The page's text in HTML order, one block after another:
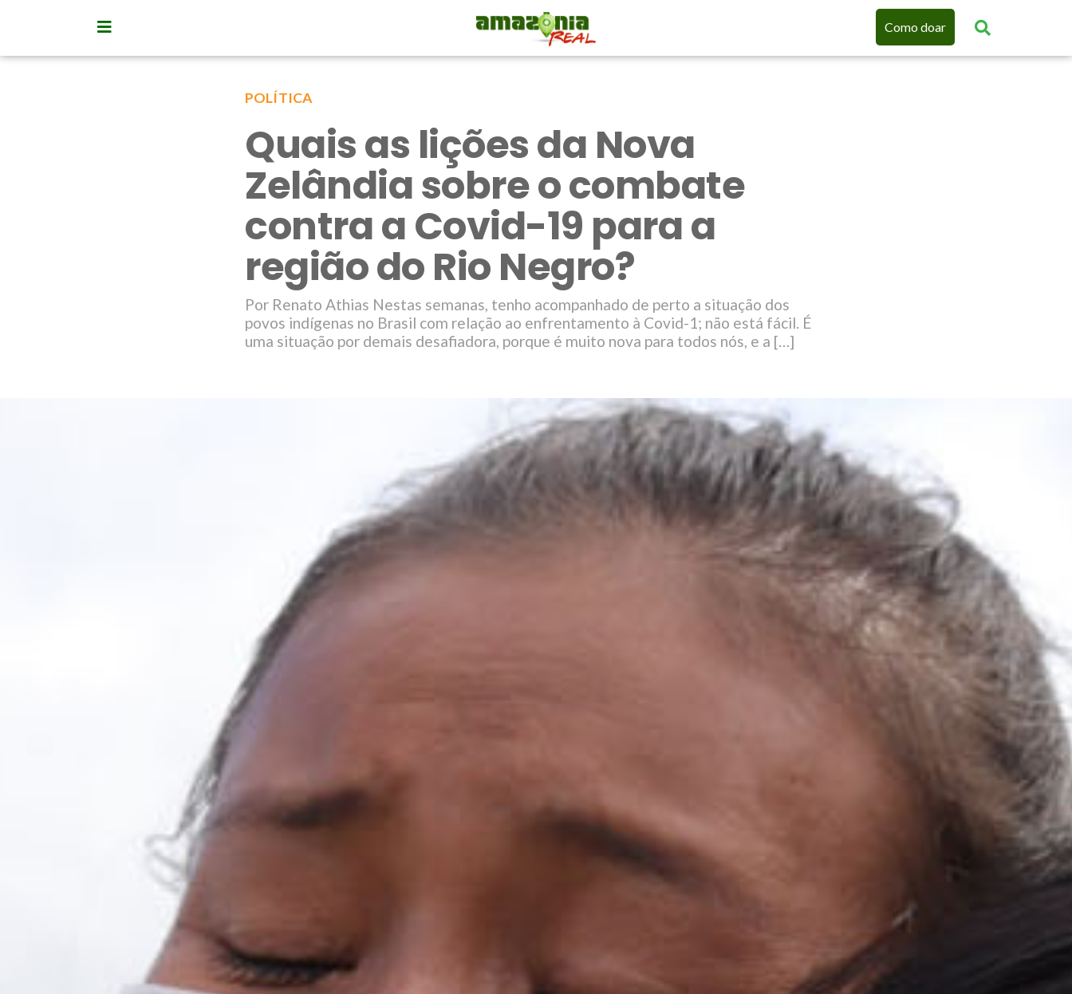
Como doar
POLÍTICA
Quais as lições da Nova
Zelândia sobre o combate
contra a Covid-19 para a
região do Rio Negro?
Por Renato Athias Nestas semanas, tenho acompanhado de perto a situação dos
povos indígenas no Brasil com relação ao enfrentamento à Covid-1; não está fácil. É
uma situação por demais desafiadora, porque é muito nova para todos nós, e a […]